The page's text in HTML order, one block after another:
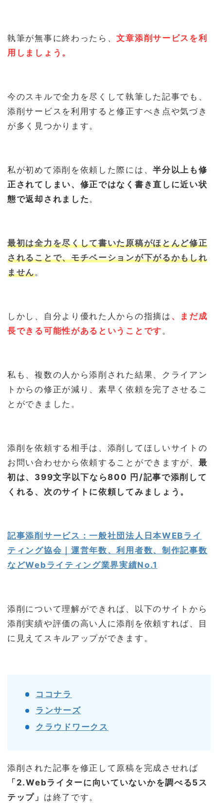
執筆が無事に終わったら、文章添削サービスを利
用しましょう。
今のスキルで全力を尽くして執筆した記事でも、
添削サービスを利用すると修正すべき点や気づき
が多く見つかります。
私が初めて添削を依頼した際には、半分以上も修
正されてしまい、修正ではなく書き直しに近い状
態で返却されました 。
最初は全力を尽くして書いた原稿がほとんど修正
されることで、モチベーションが下がるかもしれ
ません。
しかし、自分より優れた人からの指摘は 、まだ成
長できる可能性があるということです 。
私も、複数の人から添削された結果、クライアン
トからの修正が減り、素早く依頼を完了させるこ
とができました。
添削を依頼する相手は、添削してほしいサイトの
お問い合わせから依頼することができますが、 最
初は、399文字以下なら800 円/記事で添削して
くれる、次のサイトに依頼してみましょう。
記事添削サービス：一般社団法人日本WEBライ
ティング協会｜運営年数、利用者数、制作記事数
などWebライティング業界実績No.1
添削について理解ができれば、以下のサイトから
添削実績や評価の高い人に添削を依頼すれば、目
に見えてスキルアップができます。
ココナラ
ランサーズ
クラウドワークス
添削された記事を修正して原稿を完成させれば
「2.Webライターに向いていないかを調べる5ス
テップ」 は終了です。